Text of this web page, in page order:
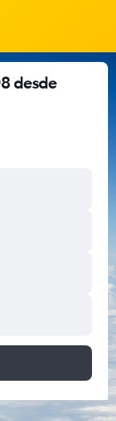
desde